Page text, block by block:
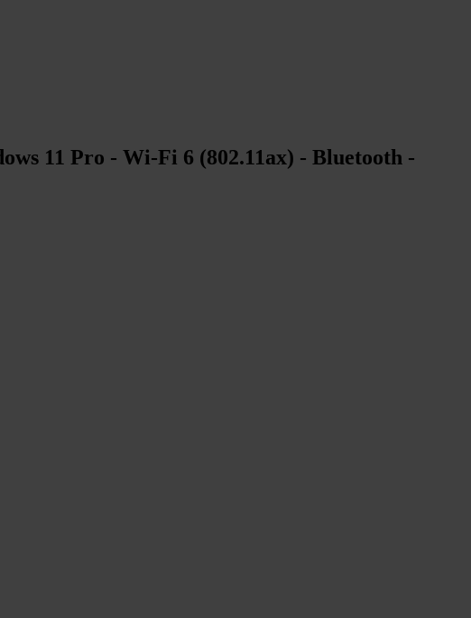
11 Pro - Wi-Fi 6 (802.11ax) - Bluetooth -